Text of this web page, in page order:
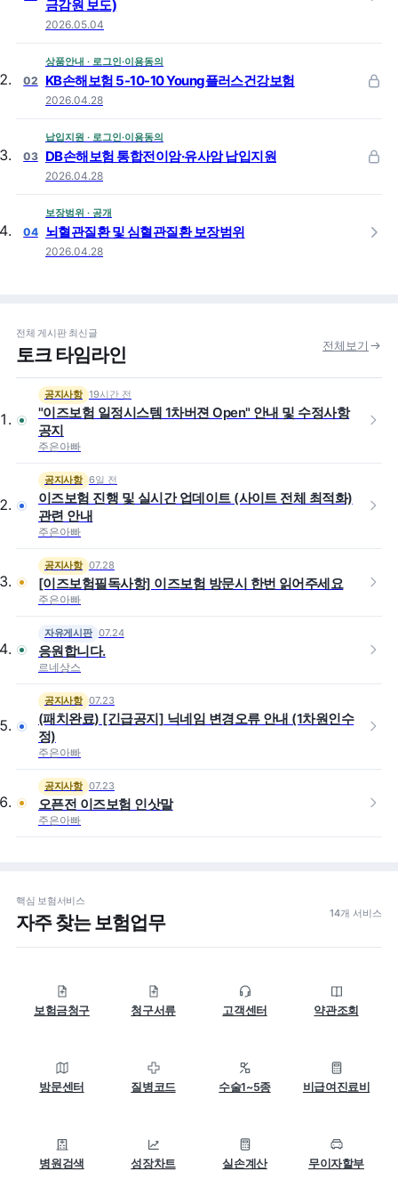
금감원 보도)
2026.05.04
02
상품안내 · 로그인·이용동의
KB손해보험 5-10-10 Young플러스건강보험
2026.04.28
03
납입지원 · 로그인·이용동의
DB손해보험 통합전이암·유사암 납입지원
2026.04.28
04
보장범위 · 공개
뇌혈관질환 및 심혈관질환 보장범위
2026.04.28
전체 게시판 최신글
토크 타임라인 전체보기
공지사항 19시간 전
"이즈보험 일정시스템 1차버젼 Open" 안내 및 수정사항
공지
주은아빠
공지사항 6일 전
이즈보험 진행 및 실시간 업데이트 (사이트 전체 최적화)
관련 안내
주은아빠
공지사항 07.28
[이즈보험필독사항] 이즈보험 방문시 한번 읽어주세요
주은아빠
자유게시판 07.24
응원합니다.
르네상스
공지사항 07.23
(패치완료) [긴급공지] 닉네임 변경오류 안내 (1차원인수
정)
주은아빠
공지사항 07.23
오픈전 이즈보험 인삿말
주은아빠
핵심 보험서비스
자주 찾는 보험업무 14개 서비스
보험금청구 청구서류 고객센터 약관조회
방문센터 질병코드 수술1~5종 비급여진료비
병원검색 성장차트 실손계산 무이자할부